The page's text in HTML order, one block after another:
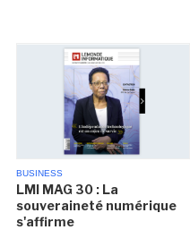
BUSINESS
LMI MAG 30 : La
souveraineté numérique
s'affirme